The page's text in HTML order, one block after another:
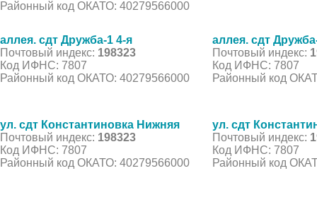
Районный код ОКАТО: 40279566000
аллея. сдт Дружба-1 4-я
Почтовый индекс: 198323
Код ИФНС: 7807
Районный код ОКАТО: 40279566000
аллея. сдт
Почтовый индекс:
Код ИФНС: 7807
Районный код
ул. сдт Константиновка Нижняя
Почтовый индекс: 198323
Код ИФНС: 7807
Районный код ОКАТО: 40279566000
ул. сдт
Почтовый индекс:
Код ИФНС: 7807
Районный код